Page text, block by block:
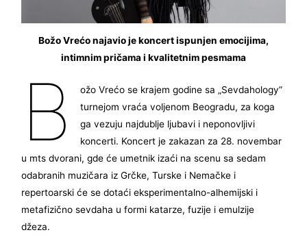
Božo Vrećo najavio je koncert ispunjen emocijima,
intimnim pričama i kvalitetnim pesmama
B
ožo Vrećo se krajem godine sa „Sevdahology”
turnejom vraća voljenom Beogradu, za koga
ga vezuju najdublje ljubavi i neponovljivi
koncerti. Koncert je zakazan za 28. novembar
u mts dvorani, gde će umetnik izaći na scenu sa sedam
odabranih muzičara iz Grčke, Turske i Nemačke i
repertoarski će se dotaći eksperimentalno-alhemijski i
metafizično sevdaha u formi katarze, fuzije i emulzije
džeza.